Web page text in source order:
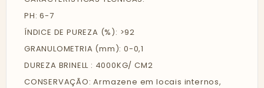
PH: 6-7
ÍNDICE DE PUREZA (%): >92
GRANULOMETRIA (mm): 0-0,1
DUREZA BRINELL : 4000KG/ CM2
CONSERVAÇÃO: Armazene em locais internos,